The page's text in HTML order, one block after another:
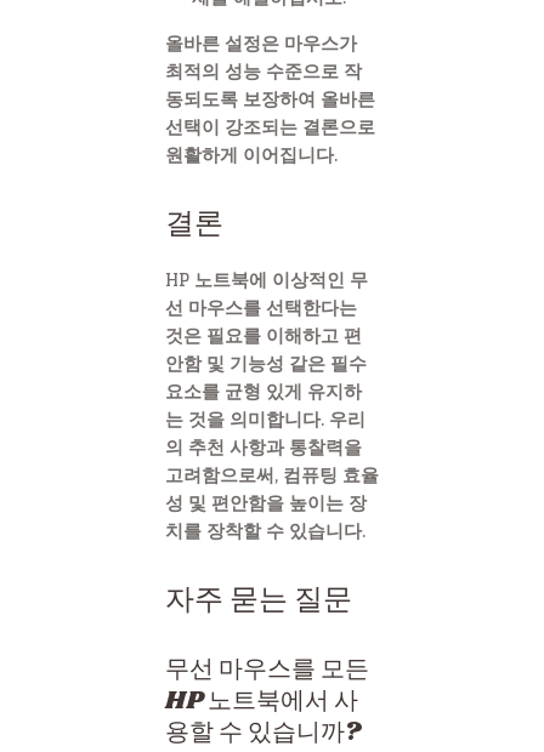
올바른 설정은 마우스가
최적의 성능 수준으로 작
동되도록 보장하여 올바른
선택이 강조되는 결론으로
원활하게 이어집니다.
결론
HP 노트북에 이상적인 무
선 마우스를 선택한다는
것은 필요를 이해하고 편
안함 및 기능성 같은 필수
요소를 균형 있게 유지하
는 것을 의미합니다. 우리
의 추천 사항과 통찰력을
고려함으로써, 컴퓨팅 효율
성 및 편안함을 높이는 장
치를 장착할 수 있습니다.
자주 묻는 질문
무선 마우스를 모든
HP 노트북에서 사
용할 수 있습니까?